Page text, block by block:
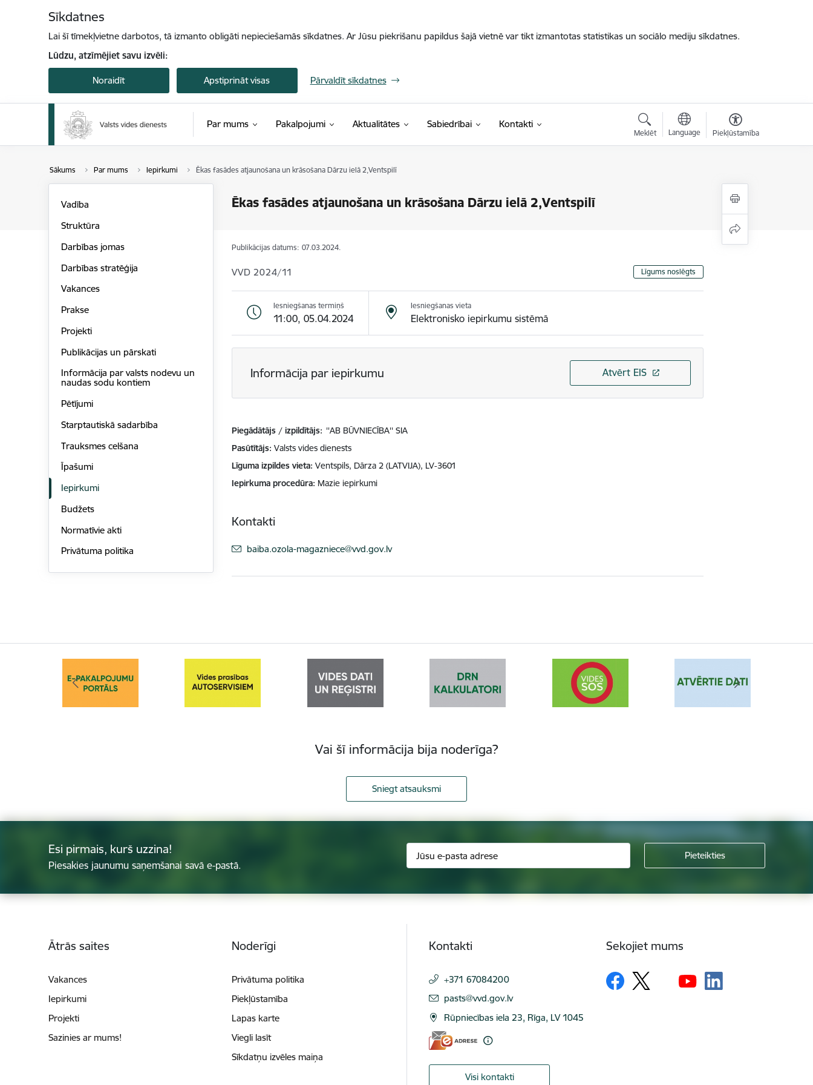
Sīkdatnes
Lai šī tīmekļvietne darbotos, tā izmanto obligāti nepieciešamās sīkdatnes. Ar Jūsu piekrišanu papildus šajā vietnē var tikt izmantotas statistikas un sociālo mediju sīkdatnes.
Lūdzu, atzīmējiet savu izvēli:
Noraidīt Apstiprināt visas Pārvaldīt sīkdatnes
Par mums Pakalpojumi Aktualitātes Sabiedrībai Kontakti
Meklēt Language Piekļūstamība
Sākums Par mums Iepirkumi Ēkas fasādes atjaunošana un krāsošana Dārzu ielā 2,Ventspilī
Ēkas fasādes atjaunošana un krāsošana Dārzu ielā 2,Ventspilī
Vadība
Struktūra
Darbības jomas
Darbības stratēģija
Vakances
Prakse
Projekti
Publikācijas un pārskati
Informācija par valsts nodevu un
naudas sodu kontiem
Pētījumi
Starptautiskā sadarbība
Trauksmes celšana
Īpašumi
Iepirkumi
Budžets
Normatīvie akti
Privātuma politika
Publikācijas datums: 07.03.2024.
VVD 2024/11 Līgums noslēgts
Iesniegšanas termiņš
11:00, 05.04.2024
Iesniegšanas vieta
Elektronisko iepirkumu sistēmā
Informācija par iepirkumu Atvērt EIS
Piegādātājs / izpildītājs: ''AB BŪVNIECĪBA'' SIA
Pasūtītājs Valsts vides dienests
Līguma izpildes vieta Ventspils, Dārza 2 (LATVIJA), LV-3601
Iepirkuma procedūra Mazie iepirkumi
Kontakti
E-pasts:
baiba.ozola-magazniece@vvd.gov.lv
Vai šī informācija bija noderīga?
Sniegt atsauksmi
Esi pirmais, kurš uzzina!
Piesakies jaunumu saņemšanai savā e-pastā.
Ātrās saites
Vakances
Iepirkumi
Projekti
Sazinies ar mums!
Noderīgi
Privātuma politika
Piekļūstamība
Lapas karte
Viegli lasīt
Sīkdatņu izvēles maiņa
Kontakti
+371 67084200
E-pasts:
pasts@vvd.gov.lv
Rūpniecības iela 23, Rīga, LV 1045
Visi kontakti
Sekojiet mums